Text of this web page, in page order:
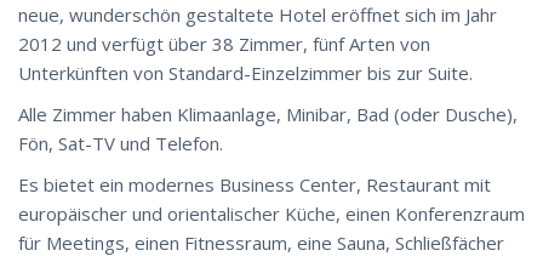
neue, wunderschön gestaltete Hotel eröffnet sich im Jahr
2012 und verfügt über 38 Zimmer, fünf Arten von
Unterkünften von Standard-Einzelzimmer bis zur Suite.
Alle Zimmer haben Klimaanlage, Minibar, Bad (oder Dusche),
Fön, Sat-TV und Telefon.
Es bietet ein modernes Business Center, Restaurant mit
europäischer und orientalischer Küche, einen Konferenzraum
für Meetings, einen Fitnessraum, eine Sauna, Schließfächer